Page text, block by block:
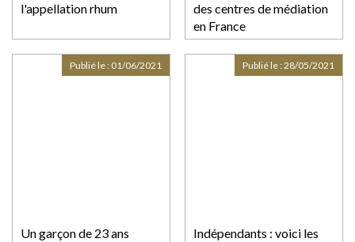
l'appellation rhum
des centres de médiation
en France
Un garçon de 23 ans
Publié le : 01/06/2021
Indépendants : voici les
Publié le :28/05/2021